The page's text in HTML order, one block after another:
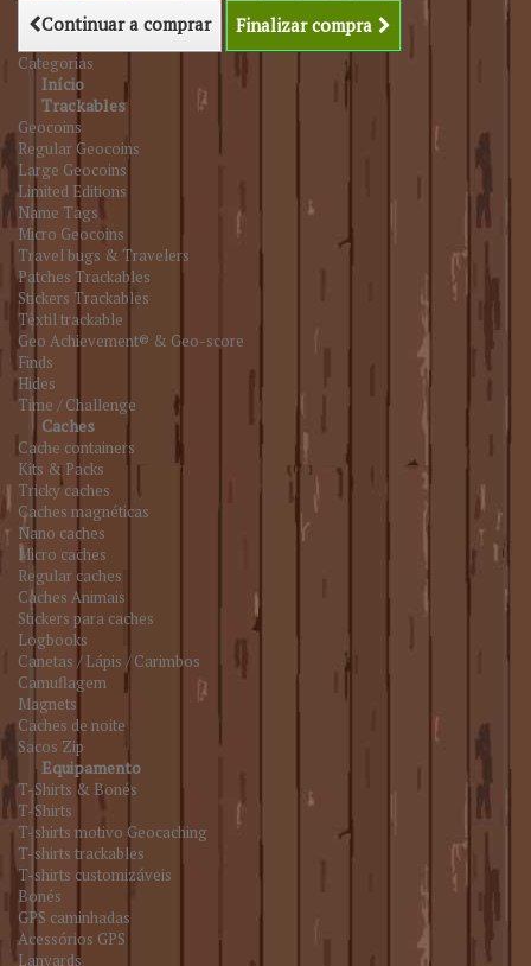
Continuar a comprar Finalizar compra
Categorias
Início
Trackables
Geocoins
Regular Geocoins
Large Geocoins
Limited Editions
Name Tags
Micro Geocoins
Travel bugs & Travelers
Patches Trackables
Stickers Trackables
Têxtil trackable
Geo Achievement® & Geo-score
Finds
Hides
Time / Challenge
Caches
Cache containers
Kits & Packs
Tricky caches
Caches magnéticas
Nano caches
Micro caches
Regular caches
Caches Animais
Stickers para caches
Logbooks
Canetas / Lápis / Carimbos
Camuflagem
Magnets
Caches de noite
Sacos Zip
Equipamento
T-Shirts & Bonés
T-Shirts
T-shirts motivo Geocaching
T-shirts trackables
T-shirts customizáveis
Bonés
GPS caminhadas
Acessórios GPS
Lanyards